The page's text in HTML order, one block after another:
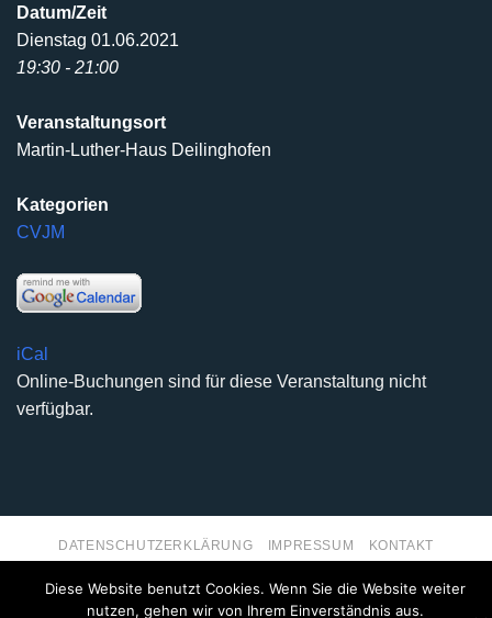
Datum/Zeit
Dienstag 01.06.2021
19:30 - 21:00
Veranstaltungsort
Martin-Luther-Haus Deilinghofen
Kategorien
CVJM
iCal
Online-Buchungen sind für diese Veranstaltung nicht
verfügbar.
DATENSCHUTZERKLÄRUNG IMPRESSUM KONTAKT
kleinzweidrei Kommunikationsdesign
Diese Website benutzt Cookies. Wenn Sie die Website weiter
nutzen, gehen wir von Ihrem Einverständnis aus.